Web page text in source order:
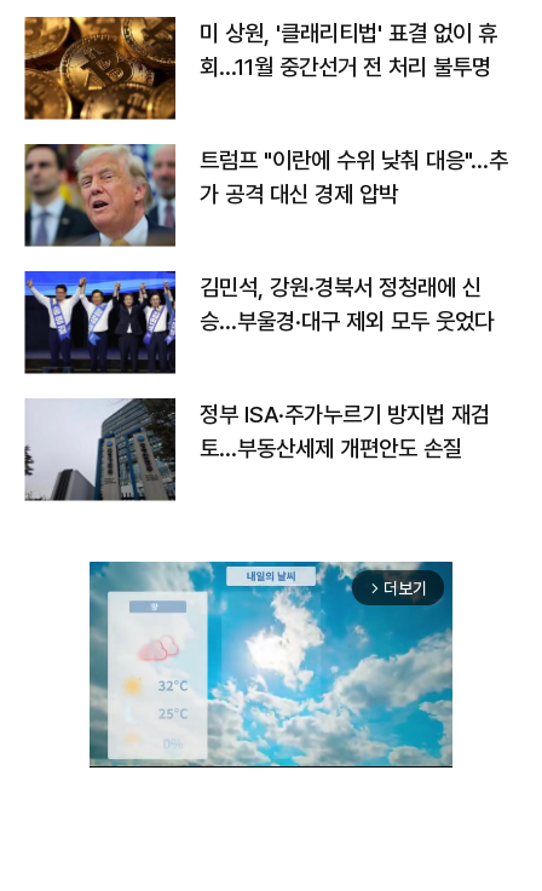
미 상원, '클래리티법' 표결 없이 휴
회…11월 중간선거 전 처리 불투명
트럼프 "이란에 수위 낮춰 대응"…추
가 공격 대신 경제 압박
김민석, 강원·경북서 정청래에 신
승…부울경·대구 제외 모두 웃었다
정부 ISA·주가누르기 방지법 재검
토…부동산세제 개편안도 손질
arrow_forward_ios 더보기